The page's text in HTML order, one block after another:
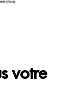
votre